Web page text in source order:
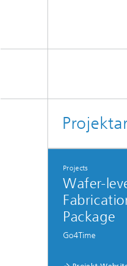
Projects
Wafer-
Package
Go4Time